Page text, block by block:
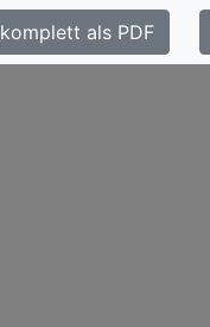
komplett als PDF